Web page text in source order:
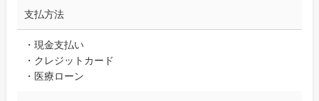
支払方法
・現金支払い
・クレジットカード
・医療ローン